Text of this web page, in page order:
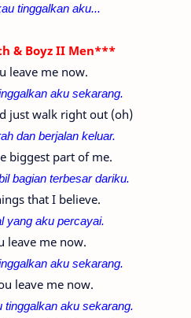
tinggalkan aku...
& Boyz II Men***
leave me now.
aku sekarang.
just walk right out (oh)
dan berjalan keluar.
biggest part of me.
bagian terbesar dariku.
that I believe.
yang aku percayai.
leave me now.
aku sekarang.
leave me now.
tinggalkan aku sekarang.